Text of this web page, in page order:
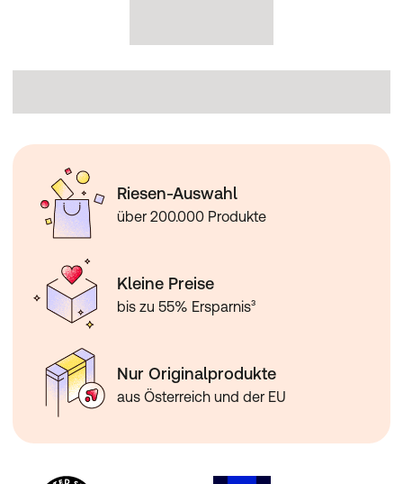
Riesen-Auswahl
über 200.000 Produkte
Kleine Preise
bis zu 55% Ersparnis³
Nur Originalprodukte
aus Österreich und der EU